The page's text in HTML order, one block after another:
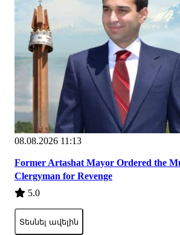
08.08.2026 11:13
Former Artashat Mayor Ordered the
Clergyman for Revenge
5.0
Տեսնել ավելին